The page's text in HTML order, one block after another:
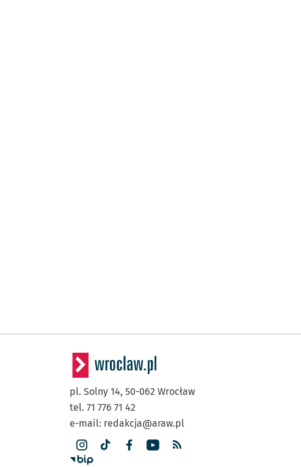
pl. Solny 14, 50-062 Wrocław
tel. 71 776 71 42
e-mail: redakcja@araw.pl